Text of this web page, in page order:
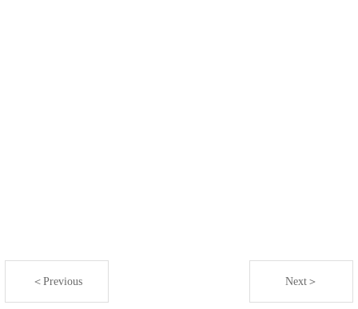
＜Previous Next＞